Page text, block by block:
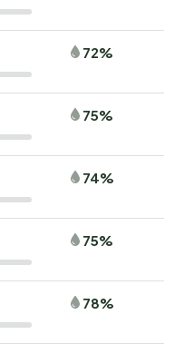
72%
75%
74%
75%
78%